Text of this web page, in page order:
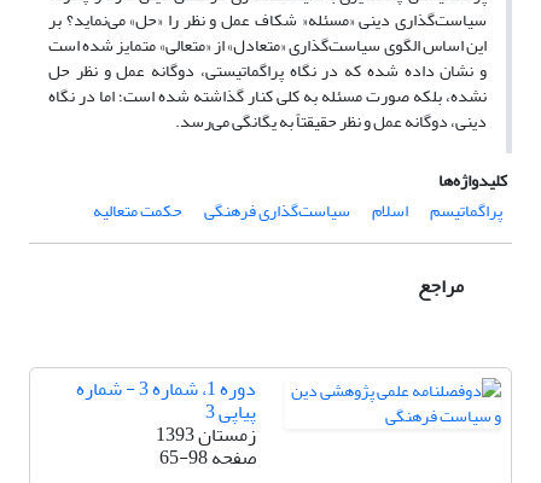
سیاست‌گذاری دینی «مسئله‌« شکاف عمل و نظر را «حل» می‌نماید؟ بر
این اساس الگوی سیاست‌گذاری «متعادل» از «متعالی» متمایز شده است
و نشان داده شده که در نگاه پراگماتیستی، دوگانه عمل و نظر حل
نشده، بلکه صورت مسئله به کلی کنار گذاشته شده است؛ اما در نگاه
دینی، دوگانه عمل و نظر حقیقتاً به یگانگی می‌رسد.
کلیدواژه‌ها
پراگماتیسم
اسلام سیاست‌گذاری فرهنگی حکمت متعالیه
مراجع
دوره 1، شماره 3 - شماره
پیاپی 3
زمستان 1393
صفحه65-98